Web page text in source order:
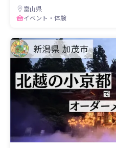
富山県
イベント・体験